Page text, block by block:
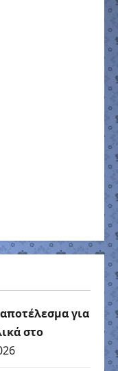
για
στο